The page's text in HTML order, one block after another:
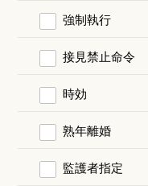
強制執行
接見禁止命令
時効
熟年離婚
監護者指定